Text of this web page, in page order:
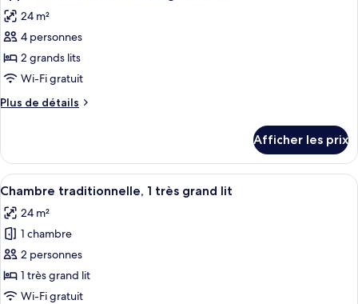
grand
lit,
terrasse
très
grand
lit,
les
photos
pour
ce
type
de
Appartement
Penthouse,
2
grands
lits
24 m²
4 personnes
2 grands lits
Wi-Fi gratuit
Plus de détails
Plus
Appartement
Penthouse,
2
lits
Afficher les prix
Afficher
toutes
les
photos
pour
ce
type
Une chambre avec un grand lit, une
5
Chambre traditionnelle, 1 très grand lit
24 m²
1 chambre
2 personnes
1 très grand lit
Wi-Fi gratuit